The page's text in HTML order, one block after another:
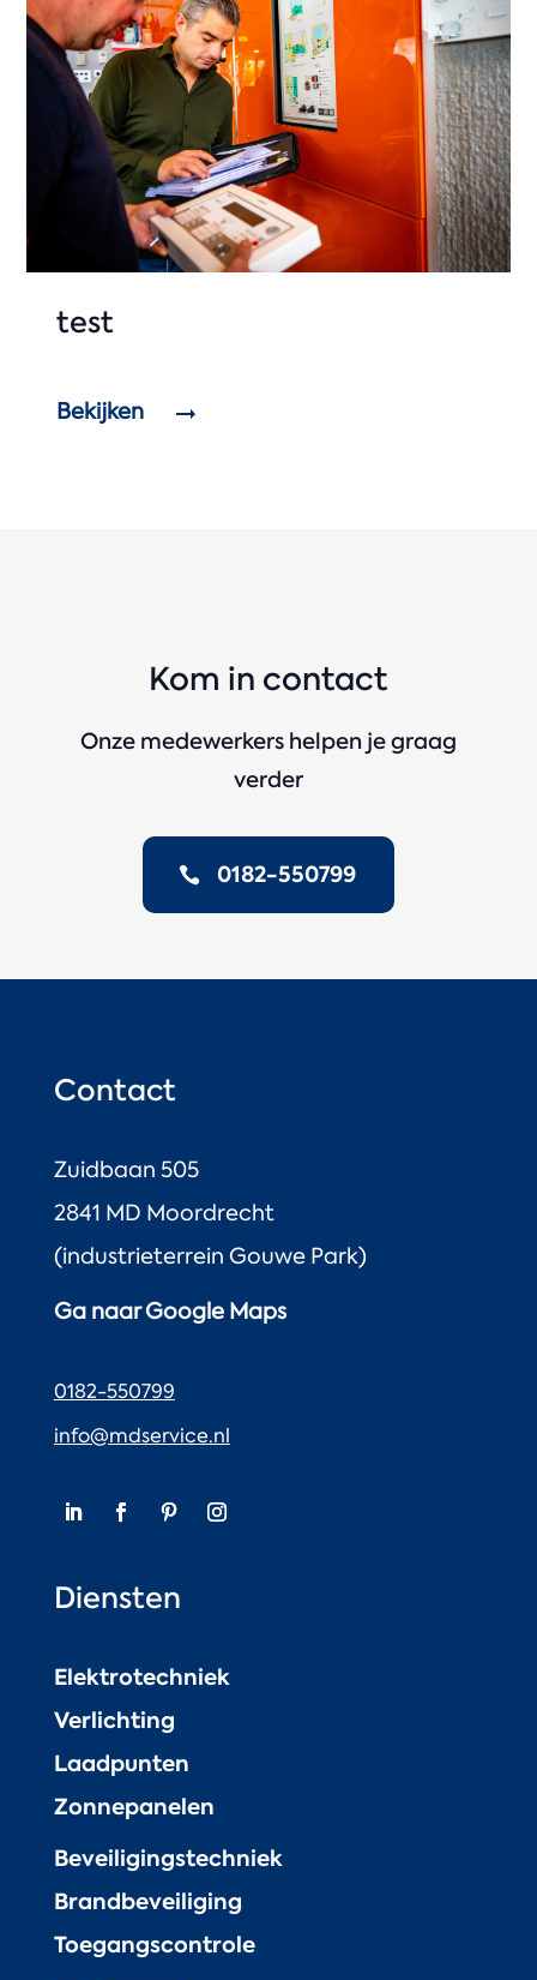
test
Bekijken
Kom in contact
Onze medewerkers helpen je graag
verder
0182-550799
Contact
Zuidbaan 505
2841 MD Moordrecht
(industrieterrein Gouwe Park)
Ga naar Google Maps
0182-550799
info@mdservice.nl
Diensten
Elektrotechniek
Verlichting
Laadpunten
Zonnepanelen
Beveiligingstechniek
Brandbeveiliging
Toegangscontrole